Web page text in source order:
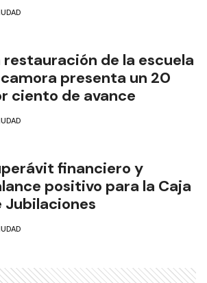
restauración de la escuela
presenta un 20
ciento de avance
financiero y
positivo para la Caja
Jubilaciones